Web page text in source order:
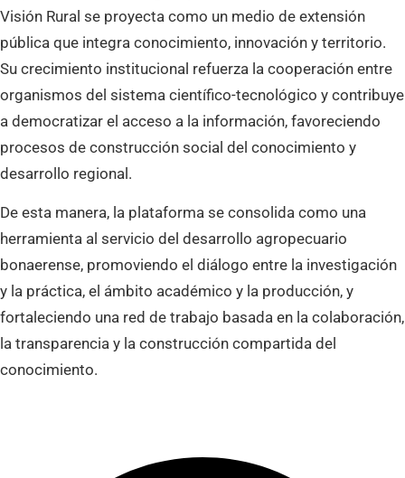
Visión Rural se proyecta como un medio de extensión
pública que integra conocimiento, innovación y territorio.
Su crecimiento institucional refuerza la cooperación entre
organismos del sistema científico-tecnológico y contribuye
a democratizar el acceso a la información, favoreciendo
procesos de construcción social del conocimiento y
desarrollo regional.
De esta manera, la plataforma se consolida como una
herramienta al servicio del desarrollo agropecuario
bonaerense, promoviendo el diálogo entre la investigación
y la práctica, el ámbito académico y la producción, y
fortaleciendo una red de trabajo basada en la colaboración,
la transparencia y la construcción compartida del
conocimiento.